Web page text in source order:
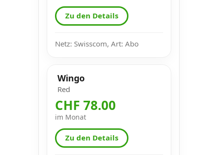
Zu den Details
Netz: Swisscom, Art: Abo
Wingo
Red
CHF 78.00
im Monat
Zu den Details